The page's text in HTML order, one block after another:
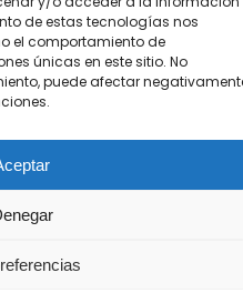
de estas tecnologías nos
el comportamiento de
únicas en este sitio. No
puede afectar
legal